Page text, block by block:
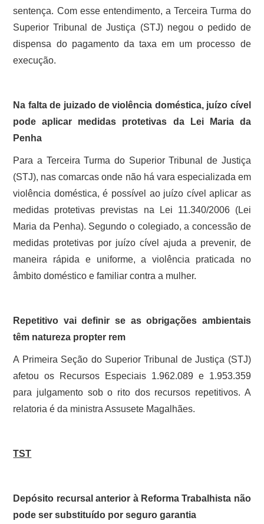
sentença. Com esse entendimento, a Terceira Turma do
Superior Tribunal de Justiça (STJ) negou o pedido de
dispensa do pagamento da taxa em um processo de
execução.
Na falta de juizado de violência doméstica, juízo cível
pode aplicar medidas protetivas da Lei Maria da
Penha
Para a Terceira Turma do Superior Tribunal de Justiça
(STJ), nas comarcas onde não há vara especializada em
violência doméstica, é possível ao juízo cível aplicar as
medidas protetivas previstas na Lei 11.340/2006 (Lei
Maria da Penha). Segundo o colegiado, a concessão de
medidas protetivas por juízo cível ajuda a prevenir, de
maneira rápida e uniforme, a violência praticada no
âmbito doméstico e familiar contra a mulher.
Repetitivo vai definir se as obrigações ambientais
têm natureza propter rem
A Primeira Seção do Superior Tribunal de Justiça (STJ)
afetou os Recursos Especiais 1.962.089 e 1.953.359
para julgamento sob o rito dos recursos repetitivos. A
relatoria é da ministra Assusete Magalhães.
TST
Depósito recursal anterior à Reforma Trabalhista não
pode ser substituído por seguro garantia